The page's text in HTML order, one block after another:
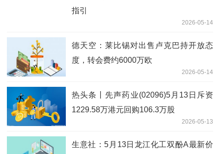
指引
2026-05-14
德天空：莱比锡对出售卢克巴持开放态
度，转会费约6000万欧
2026-05-14
热头条丨先声药业(02096)5月13日斥资
1229.58万港元回购106.3万股
2026-05-13
生意社：5月13日龙江化工双酚A最新价